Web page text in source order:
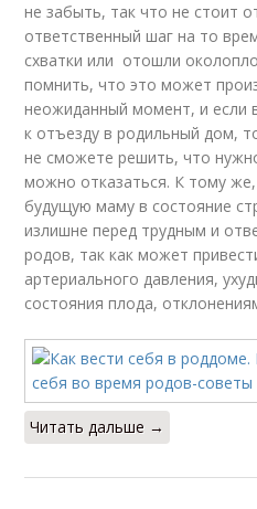
не забыть, так что не стоит
ответственный шаг на то
схватки или отошли
помнить, что это может
неожиданный момент, и если
к отъезду в родильный дом,
не сможете решить, что
можно отказаться. К тому
будущую маму в состояние
излишне перед трудным и
родов, так как может
артериального давления,
состояния плода,
Читать дальше →